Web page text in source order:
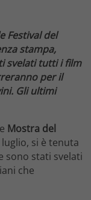
Festival del
stampa,
svelati tutti i film
per il
Gli ultimi
Mostra del
si è tenuta
sono stati svelati
che